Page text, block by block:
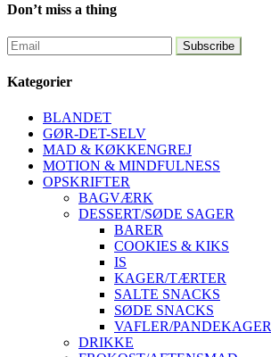
Don’t miss a thing
Kategorier
BLANDET
GØR-DET-SELV
MAD & KØKKENGREJ
MOTION & MINDFULNESS
OPSKRIFTER
BAGVÆRK
DESSERT/SØDE SAGER
BARER
COOKIES & KIKS
IS
KAGER/TÆRTER
SALTE SNACKS
SØDE SNACKS
VAFLER/PANDEKAGER
DRIKKE